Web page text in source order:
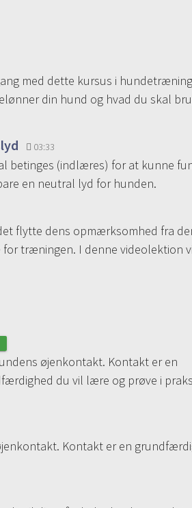
med dette kursus i
din hund og hvad du skal
03:33
betinges (indlæres) for at kunne
en neutral lyd for hunden.
flytte dens opmærksomhed fra
træningen. I denne videolektion
øjenkontakt. Kontakt er en
du vil lære og prøve i
Kontakt er en